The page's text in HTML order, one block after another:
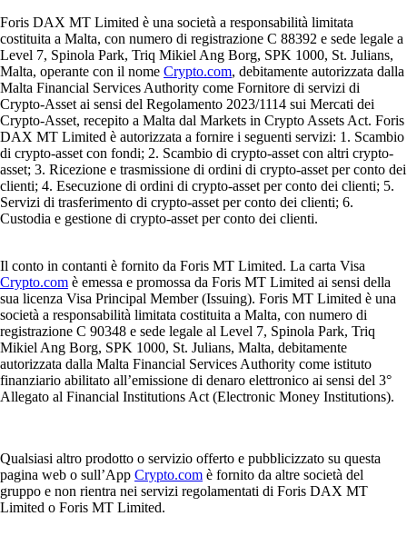
Foris DAX MT Limited è una società a responsabilità limitata
costituita a Malta, con numero di registrazione C 88392 e sede legale a
Level 7, Spinola Park, Triq Mikiel Ang Borg, SPK 1000, St. Julians,
Malta, operante con il nome Crypto.com, debitamente autorizzata dalla
Malta Financial Services Authority come Fornitore di servizi di
Crypto-Asset ai sensi del Regolamento 2023/1114 sui Mercati dei
Crypto-Asset, recepito a Malta dal Markets in Crypto Assets Act. Foris
DAX MT Limited è autorizzata a fornire i seguenti servizi: 1. Scambio
di crypto-asset con fondi; 2. Scambio di crypto-asset con altri crypto-
asset; 3. Ricezione e trasmissione di ordini di crypto-asset per conto dei
clienti; 4. Esecuzione di ordini di crypto-asset per conto dei clienti; 5.
Servizi di trasferimento di crypto-asset per conto dei clienti; 6.
Custodia e gestione di crypto-asset per conto dei clienti.
Il conto in contanti è fornito da Foris MT Limited. La carta Visa
Crypto.com è emessa e promossa da Foris MT Limited ai sensi della
sua licenza Visa Principal Member (Issuing). Foris MT Limited è una
società a responsabilità limitata costituita a Malta, con numero di
registrazione C 90348 e sede legale al Level 7, Spinola Park, Triq
Mikiel Ang Borg, SPK 1000, St. Julians, Malta, debitamente
autorizzata dalla Malta Financial Services Authority come istituto
finanziario abilitato all’emissione di denaro elettronico ai sensi del 3°
Allegato al Financial Institutions Act (Electronic Money Institutions).
Qualsiasi altro prodotto o servizio offerto e pubblicizzato su questa
pagina web o sull’App Crypto.com è fornito da altre società del
gruppo e non rientra nei servizi regolamentati di Foris DAX MT
Limited o Foris MT Limited.